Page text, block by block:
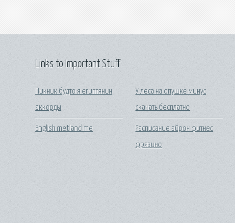
Links to Important Stuff
Пикник будто я египтянин
аккорды
English metland me
У леса на опушке минус
скачать бесплатно
Расписание айрон фитнес
фрязино